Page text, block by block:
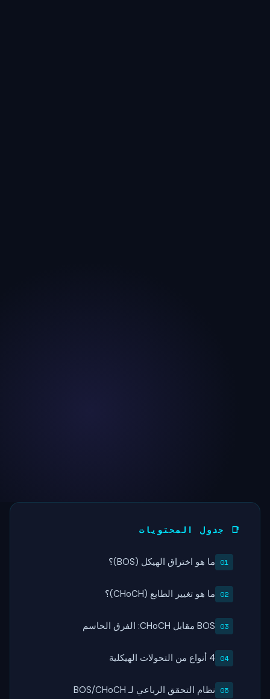
📑 جدول المحتويات
ما هو اختراق الهيكل (BOS)؟
ما هو تغيير الطابع (CHoCH)؟
BOS مقابل CHoCH: الفرق الحاسم
4 أنواع من التحولات الهيكلية
نظام التحقق الرباعي لـ BOS/CHoCH